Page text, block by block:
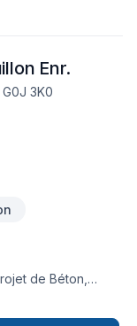
Enr.
3K0
de Béton,
engagement